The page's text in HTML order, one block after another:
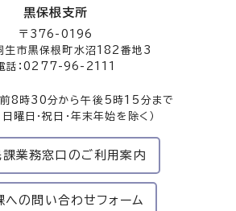
黒保根支所
〒376-0196
生市黒保根町水沼182番地3
話：0277-96-2111
前8時30分から午後5時15分まで
日曜日・祝日・年末年始を除く）
課業務窓口のご利用案内
への問い合わせフォーム